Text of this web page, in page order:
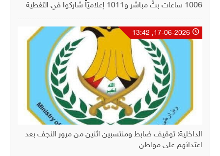
1006 ساعات بثّ مباشر و1011 إعلاميّاً شاركوا في التغطية
الداخلية: توقيف ضابط ومنتسبين اثنين من مرور النجف بعد
اعتدائهم على مواطن